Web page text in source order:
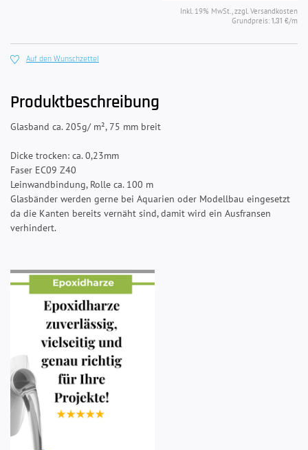
Inkl. 19% MwSt., zzgl. Versandkosten
Grundpreis: 1,31 €/m
Auf den Wunschzettel
Produktbeschreibung
Glasband ca. 205g/ m², 75 mm breit
Dicke trocken: ca. 0,23mm
Faser EC09 Z40
Leinwandbindung, Rolle ca. 100 m
Glasbänder werden gerne bei Aquarien oder Modellbau eingesetzt
da die Kanten bereits vernäht sind, damit wird ein Ausfransen
verhindert.